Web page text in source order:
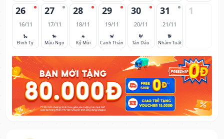
26
16/11
🐍
Đinh Tỵ
27
17/11
🐎
Mậu Ngọ
28
18/11
🐐
Kỷ Mùi
29
19/11
🐒
Canh Thân
30
20/11
🐓
Tân Dậu
31
21/11
🐕
Nhâm Tuất
1